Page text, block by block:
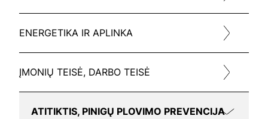
ENERGETIKA IR APLINKA
ĮMONIŲ TEISĖ, DARBO TEISĖ
ATITIKTIS, PINIGŲ PLOVIMO PREVENCIJA